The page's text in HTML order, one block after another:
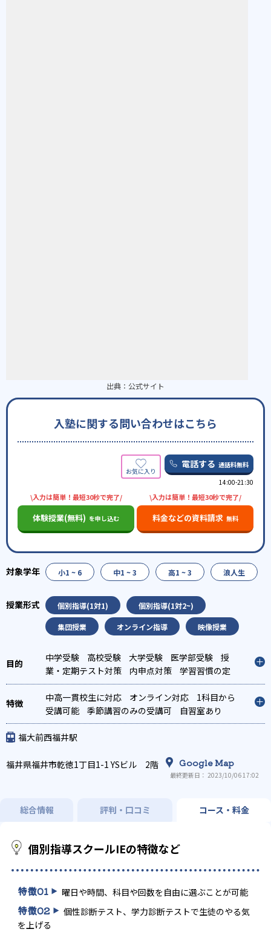
出典： 公式サイト
入塾に関する問い合わせはこちら
電話する 通話料無料
14:00-21:30
\入力は簡単！最短30秒で完了/
体験授業(無料) を申し込む
\入力は簡単！最短30秒で完了/
料金などの資料請求 無料
小1 ~ 6 中1 ~ 3 高1 ~ 3 浪人生
個別指導(1対1) 個別指導(1対2~)
集団授業 オンライン指導 映像授業
中学受験 高校受験 大学受験 医学部受験
授
業・定期テスト対策
内申点対策
学習習慣の定
着
総合型選抜(旧AO)対策 推薦入試対策
学校別
特化対策
国公立大対策 私大対策
共通テスト対
策
英検(英語検定)対策 漢検(漢字検定)対策
学特化対策
その他科目別特化対策
中高一貫校生に対応 オンライン対応
1科目から
受講可能
季節講習のみの受講可 自習室あり
福大前西福井駅
福井県福井市乾徳1丁目1-1 YSビル 2階 Google Map
最終更新日： 2023/10/06 17:02
総合情報 評判・口コミ コース・料金
個別指導スクールIEの特徴など
特徴01 曜日や時間、科目や回数を自由に選ぶことが可能
特徴02
個性診断テスト、学力診断テストで生徒のやる気
を上げる